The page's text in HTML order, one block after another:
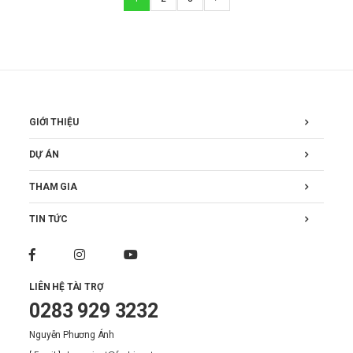
GIỚI THIỆU
DỰ ÁN
THAM GIA
TIN TỨC
LIÊN HỆ TÀI TRỢ
0283 929 3232
Nguyễn Phương Ánh